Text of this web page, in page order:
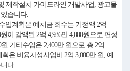
제작설치 가이드라인 개발사업, 광고물
습니다.
입계획은 예치금 회수는 기정액 2억
이 감액된 2억 4,936만 4,000원으로 편성
기타수입은 2,400만 원으로 총 2억
은 비융자성사업비 2억 3,000만 원, 예
다.